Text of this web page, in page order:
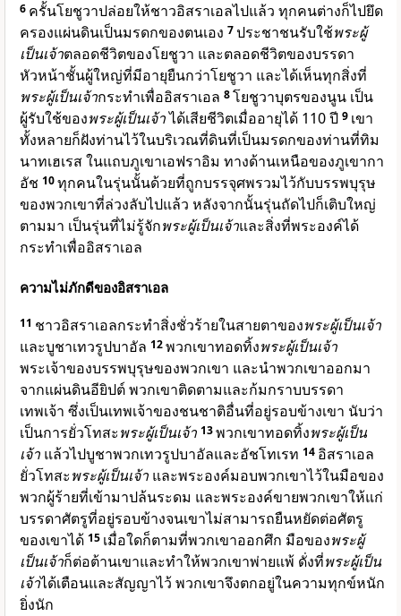
6 ครั้นโยชูวาปล่อยให้ชาวอิสราเอลไปแล้ว ทุกคนต่างก็ไปยึด
ครองแผ่นดินเป็นมรดกของตนเอง 7ประชาชนรับใช้พระผู้
เป็นเจ้าตลอดชีวิตของโยชูวา และตลอดชีวิตของบรรดา
หัวหน้าชั้นผู้ใหญ่ที่มีอายุยืนกว่าโยชูวา และได้เห็นทุกสิ่งที่
พระผู้เป็นเจ้ากระทำเพื่ออิสราเอล 8โยชูวาบุตรของนูน เป็น
ผู้รับใช้ของพระผู้เป็นเจ้าได้เสียชีวิตเมื่ออายุได้ 110 ปี 9 เขา
ทั้งหลายก็ฝังท่านไว้ในบริเวณที่ดินที่เป็นมรดกของท่านที่ทิม
นาทเฮเรส ในแถบภูเขาเอฟราอิม ทางด้านเหนือของภูเขากา
อัช 10ทุกคนในรุ่นนั้นด้วยที่ถูกบรรจุศพรวมไว้กับบรรพบุรุษ
ของพวกเขาที่ล่วงลับไปแล้ว หลังจากนั้นรุ่นถัดไปก็เติบใหญ่
ตามมา เป็นรุ่นที่ไม่รู้จักพระผู้เป็นเจ้าและสิ่งที่พระองค์ได้
กระทำเพื่ออิสราเอล
ความไม่ภักดีของอิสราเอล
11 ชาวอิสราเอลกระทำสิ่งชั่วร้ายในสายตาของพระผู้เป็นเจ้า
และบูชาเทวรูปบาอัล 12พวกเขาทอดทิ้งพระผู้เป็นเจ้า
พระเจ้าของบรรพบุรุษของพวกเขา และนำพวกเขาออกมา
จากแผ่นดินอียิปต์ พวกเขาติดตามและก้มกราบบรรดา
เทพเจ้า ซึ่งเป็นเทพเจ้าของชนชาติอื่นที่อยู่รอบข้างเขา นับว่า
เป็นการยั่วโทสะพระผู้เป็นเจ้า 13พวกเขาทอดทิ้งพระผู้เป็น
เจ้า แล้วไปบูชาพวกเทวรูปบาอัลและอัชโทเรท 14 อิสราเอล
ยั่วโทสะพระผู้เป็นเจ้า และพระองค์มอบพวกเขาไว้ในมือของ
พวกผู้ร้ายที่เข้ามาปล้นระดม และพระองค์ขายพวกเขาให้แก่
บรรดาศัตรูที่อยู่รอบข้างจนเขาไม่สามารถยืนหยัดต่อศัตรู
ของเขาได้ 15 เมื่อใดก็ตามที่พวกเขาออกศึก มือของพระผู้
เป็นเจ้าก็ต่อต้านเขาและทำให้พวกเขาพ่ายแพ้ ดั่งที่พระผู้เป็น
เจ้าได้เตือนและสัญญาไว้ พวกเขาจึงตกอยู่ในความทุกข์หนัก
ยิ่งนัก